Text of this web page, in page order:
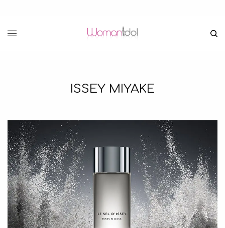
ISSEY MIYAKE